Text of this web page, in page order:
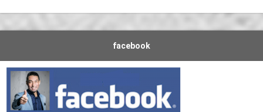
facebook